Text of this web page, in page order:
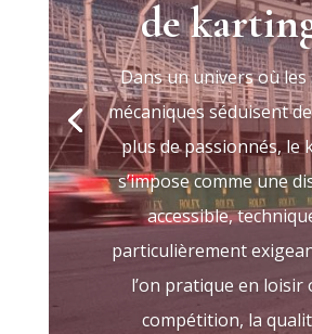
de
Dans un univers où
mécaniques séduisent
plus de passionnés, le
s’impose comme une
accessible,
particulièrement
l’on pratique en loisir
compétition, la